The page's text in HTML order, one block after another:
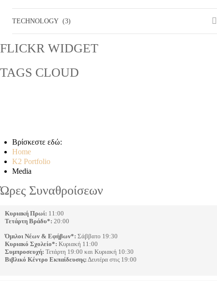
TECHNOLOGY (3)
FLICKRWIDGET
TAGS CLOUD
Βρίσκεστε εδώ:
Home
K2 Portfolio
Media
Ώρες Συναθροίσεων
Κυριακή Πρωί:
Τετάρτη Βράδυ*: 20:00
Όμιλοι Νέων & Εφήβων*: Σάββατο 19:30
Κυριακό Σχολείο*: Κυριακή 11:00
Συμπροσευχή: Τετάρτη 19:00 και Κυριακή 10:30
Βιβλικό Κέντρο Εκπαίδευσης: Δευτέρα στις 19:00